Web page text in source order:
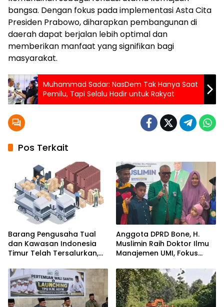
bangsa. Dengan fokus pada implementasi Asta Cita
Presiden Prabowo, diharapkan pembangunan di
daerah dapat berjalan lebih optimal dan
memberikan manfaat yang signifikan bagi
masyarakat.
Muhammad Sadar: NasDem Tak Hanya Saat
Pemilu, Tapi Selalu Hadir untuk Rakyat
Pos Terkait
Barang Pengusaha Tual
dan Kawasan Indonesia
Timur Telah Tersalurkan,
Langkah Penyelesaian PT
Afid Logistik dan PT Tanto
Intim Line
Anggota DPRD Bone, H.
Muslimin Raih Doktor Ilmu
Manajemen UMI, Fokus
ASN